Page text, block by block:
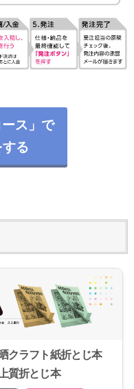
ス」で
する
クラフト紙折とじ本
質折とじ本